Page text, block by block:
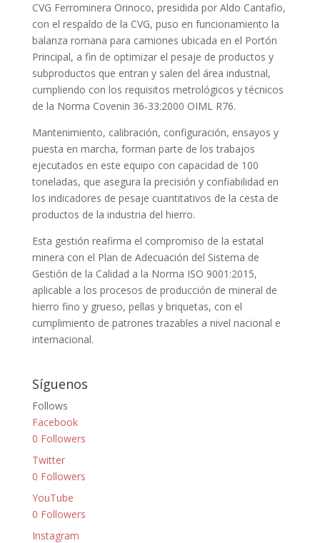
CVG Ferrominera Orinoco, presidida por Aldo Cantafio,
con el respaldo de la CVG, puso en funcionamiento la
balanza romana para camiones ubicada en el Portón
Principal, a fin de optimizar el pesaje de productos y
subproductos que entran y salen del área industrial,
cumpliendo con los requisitos metrológicos y técnicos
de la Norma Covenin 36-33:2000 OIML R76.
Mantenimiento, calibración, configuración, ensayos y
puesta en marcha, forman parte de los trabajos
ejecutados en este equipo con capacidad de 100
toneladas, que asegura la precisión y confiabilidad en
los indicadores de pesaje cuantitativos de la cesta de
productos de la industria del hierro.
Esta gestión reafirma el compromiso de la estatal
minera con el Plan de Adecuación del Sistema de
Gestión de la Calidad a la Norma ISO 9001:2015,
aplicable a los procesos de producción de mineral de
hierro fino y grueso, pellas y briquetas, con el
cumplimiento de patrones trazables a nivel nacional e
internacional.
Síguenos
Follows
Facebook
0 Followers
Twitter
0 Followers
YouTube
0 Followers
Instagram